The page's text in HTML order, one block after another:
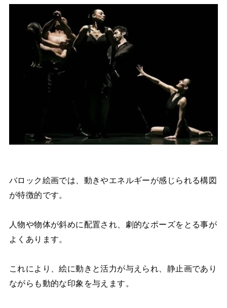
バロック絵画では、動きやエネルギーが感じられる構図
が特徴的です。
人物や物体が斜めに配置され、劇的なポーズをとる事が
よくあります。
これにより、絵に動きと活力が与えられ、静止画であり
ながらも動的な印象を与えます。